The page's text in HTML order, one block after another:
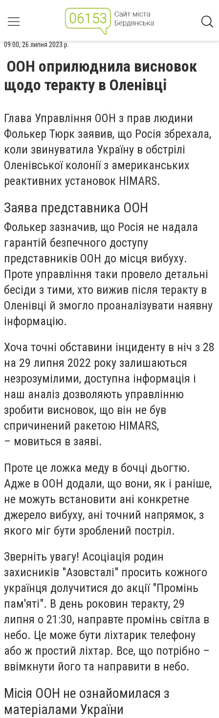
09:00, 26 липня 2023 р.
ООН оприлюднила висновок
щодо теракту в Оленівці
Глава Управління ООН з прав людини
Фолькер Тюрк заявив, що Росія збрехала,
коли звинуватила Україну в обстрілі
Оленівської колонії з американських
реактивних установок HIMARS.
Заява представника ООН
Фолькер зазначив, що Росія не надала
гарантій безпечного доступу
представників ООН до місця вибуху.
Проте управління таки провело детальні
бесіди з тими, хто вижив після теракту в
Оленівці й змогло проаналізувати наявну
інформацію.
Хоча точні обставини інциденту в ніч з 28
на 29 липня 2022 року залишаються
незрозумілими, доступна інформація і
наш аналіз дозволяють управлінню
зробити висновок, що він не був
спричинений ракетою HIMARS,
– мовиться в заяві.
Проте це ложка меду в бочці дьогтю.
Адже в ООН додали, що вони, як і раніше,
не можуть встановити ані конкретне
джерело вибуху, ані точний напрямок, з
якого міг бути зроблений постріл.
Зверніть увагу! Асоціація родин
захисників "Азовсталі" просить кожного
українця долучитися до акції "Промінь
пам'яті". В день роковин теракту, 29
липня о 21:30, направте промінь світла в
небо. Це може бути ліхтарик телефону
або ж простий ліхтар. Все, що потрібно –
ввімкнути його та направити в небо.
Місія ООН не ознайомилася з
матеріалами України